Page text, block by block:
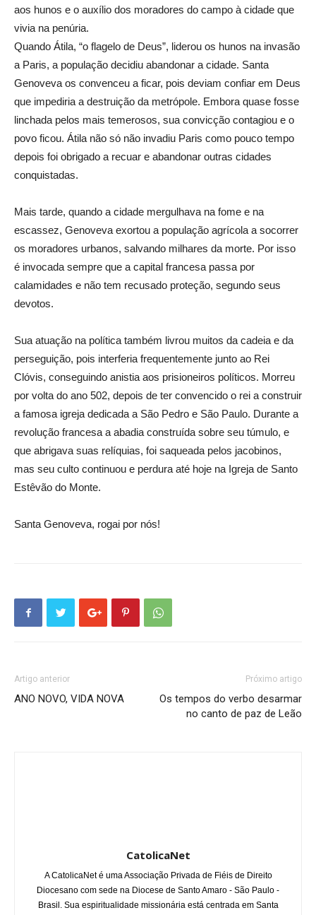
aos hunos e o auxílio dos moradores do campo à cidade que
vivia na penúria.
Quando Átila, “o flagelo de Deus”, liderou os hunos na invasão
a Paris, a população decidiu abandonar a cidade. Santa
Genoveva os convenceu a ficar, pois deviam confiar em Deus
que impediria a destruição da metrópole. Embora quase fosse
linchada pelos mais temerosos, sua convicção contagiou e o
povo ficou. Átila não só não invadiu Paris como pouco tempo
depois foi obrigado a recuar e abandonar outras cidades
conquistadas.
Mais tarde, quando a cidade mergulhava na fome e na
escassez, Genoveva exortou a população agrícola a socorrer
os moradores urbanos, salvando milhares da morte. Por isso
é invocada sempre que a capital francesa passa por
calamidades e não tem recusado proteção, segundo seus
devotos.
Sua atuação na política também livrou muitos da cadeia e da
perseguição, pois interferia frequentemente junto ao Rei
Clóvis, conseguindo anistia aos prisioneiros políticos. Morreu
por volta do ano 502, depois de ter convencido o rei a construir
a famosa igreja dedicada a São Pedro e São Paulo. Durante a
revolução francesa a abadia construída sobre seu túmulo, e
que abrigava suas relíquias, foi saqueada pelos jacobinos,
mas seu culto continuou e perdura até hoje na Igreja de Santo
Estêvão do Monte.
Santa Genoveva, rogai por nós!
Artigo anterior
ANO NOVO, VIDA NOVA
Próximo artigo
Os tempos do verbo desarmar
no canto de paz de Leão
CatolicaNet
A CatolicaNet é uma Associação Privada de Fiéis de Direito
Diocesano com sede na Diocese de Santo Amaro - São Paulo -
Brasil. Sua espiritualidade missionária está centrada em Santa